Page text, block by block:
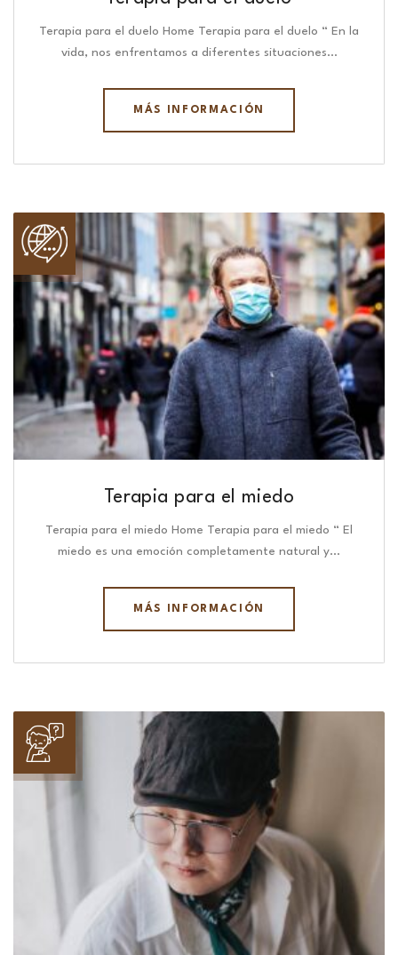
Terapia para el duelo Home Terapia para el duelo “ En la
vida, nos enfrentamos a diferentes situaciones…
MÁS INFORMACIÓN
Terapia para el miedo
Terapia para el miedo Home Terapia para el miedo “ El
miedo es una emoción completamente natural y…
MÁS INFORMACIÓN